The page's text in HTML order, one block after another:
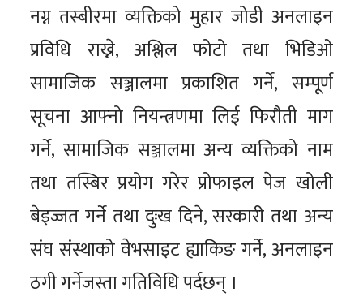
नग्न तस्बीरमा व्यक्तिको मुहार जोडी अनलाइन
प्रविधि राख्ने, अश्लिल फोटो तथा भिडिओ
सामाजिक सञ्जालमा प्रकाशित गर्ने, सम्पूर्ण
सूचना आफ्नो नियन्त्रणमा लिई फिरौती माग
गर्ने, सामाजिक सञ्जालमा अन्य व्यक्तिको नाम
तथा तस्बिर प्रयोग गरेर प्रोफाइल पेज खोली
बेइज्जत गर्ने तथा दुःख दिने, सरकारी तथा अन्य
संघ संस्थाको वेभसाइट ह्याकिङ गर्ने, अनलाइन
ठगी गर्नेजस्ता गतिविधि पर्दछन् ।